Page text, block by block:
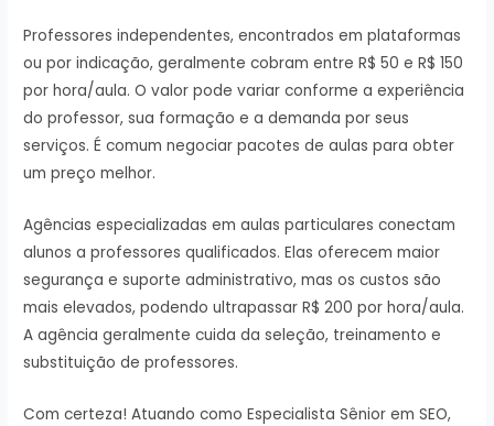
Professores independentes, encontrados em plataformas
ou por indicação, geralmente cobram entre R$ 50 e R$ 150
por hora/aula. O valor pode variar conforme a experiência
do professor, sua formação e a demanda por seus
serviços. É comum negociar pacotes de aulas para obter
um preço melhor.
Agências especializadas em aulas particulares conectam
alunos a professores qualificados. Elas oferecem maior
segurança e suporte administrativo, mas os custos são
mais elevados, podendo ultrapassar R$ 200 por hora/aula.
A agência geralmente cuida da seleção, treinamento e
substituição de professores.
Com certeza! Atuando como Especialista Sênior em SEO,